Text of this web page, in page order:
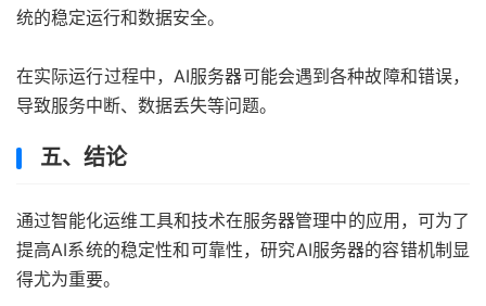
统的稳定运行和数据安全。
在实际运行过程中，AI服务器可能会遇到各种故障和错误，
导致服务中断、数据丢失等问题。
五、结论
通过智能化运维工具和技术在服务器管理中的应用，可为了
提高AI系统的稳定性和可靠性，研究AI服务器的容错机制显
得尤为重要。